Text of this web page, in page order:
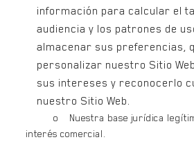
información para calcular el
audiencia y los patrones de
almacenar sus preferencias,
personalizar nuestro Sitio
sus intereses y reconocerlo
nuestro Sitio Web.
o Nuestra base jurídica
interés comercial.